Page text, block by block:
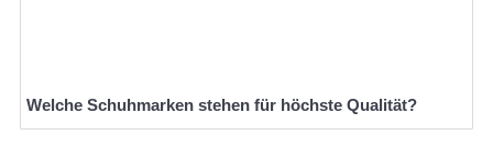
Welche Schuhmarken stehen für höchste Qualität?